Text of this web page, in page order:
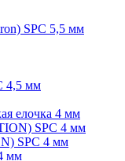
SPC 5,5 мм
4,5 мм
елочка 4 мм
SPC 4 мм
SPC 4 мм
мм